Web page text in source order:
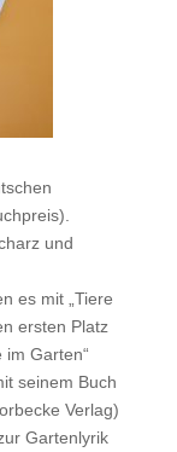
und
es mit „Tiere
ersten Platz
im Garten“
seinem Buch
Verlag)
Gartenlyrik